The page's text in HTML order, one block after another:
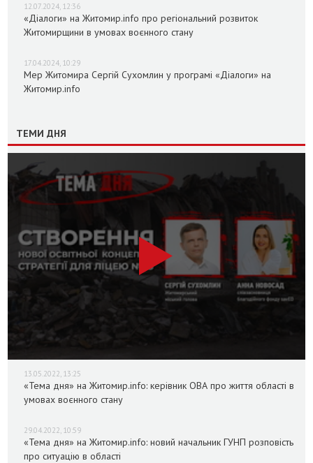
12.07.2024, 12:36
«Діалоги» на Житомир.info про регіональний розвиток
Житомирщини в умовах воєнного стану
17.04.2024, 10:29
Мер Житомира Сергій Сухомлин у програмі «Діалоги» на
Житомир.info
ТЕМИ ДНЯ
13.05.2022, 13:25
«Тема дня» на Житомир.info: керівник ОВА про життя області в
умовах воєнного стану
29.04.2022, 10:59
«Тема дня» на Житомир.info: новий начальник ГУНП розповість
про ситуацію в області